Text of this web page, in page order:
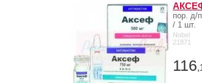
пор. д/
/ 1 шт.
Nobel
21871
116